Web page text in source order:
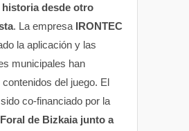
historia desde otro
. La empresa IRONTEC
la aplicación y las
municipales han
del juego. El
co-financiado por la
de Bizkaia junto a